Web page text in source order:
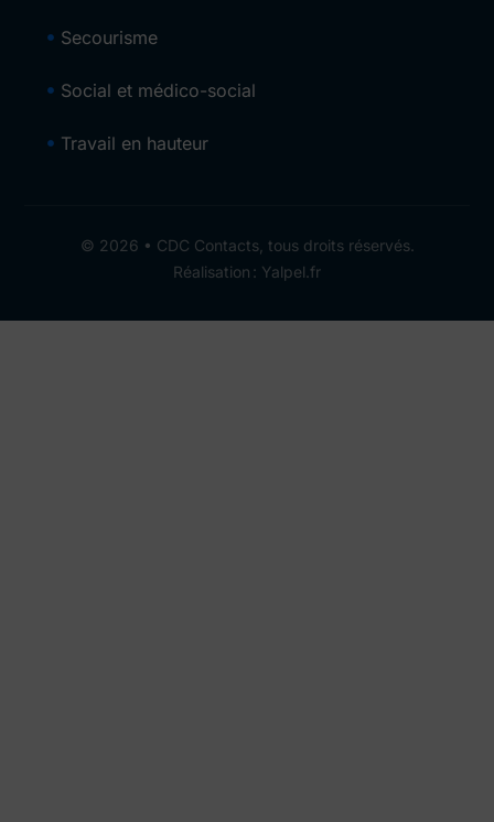
Secourisme
Social et médico-social
Travail en hauteur
© 2026 • CDC Contacts, tous droits réservés.
Réalisation : Yalpel.fr